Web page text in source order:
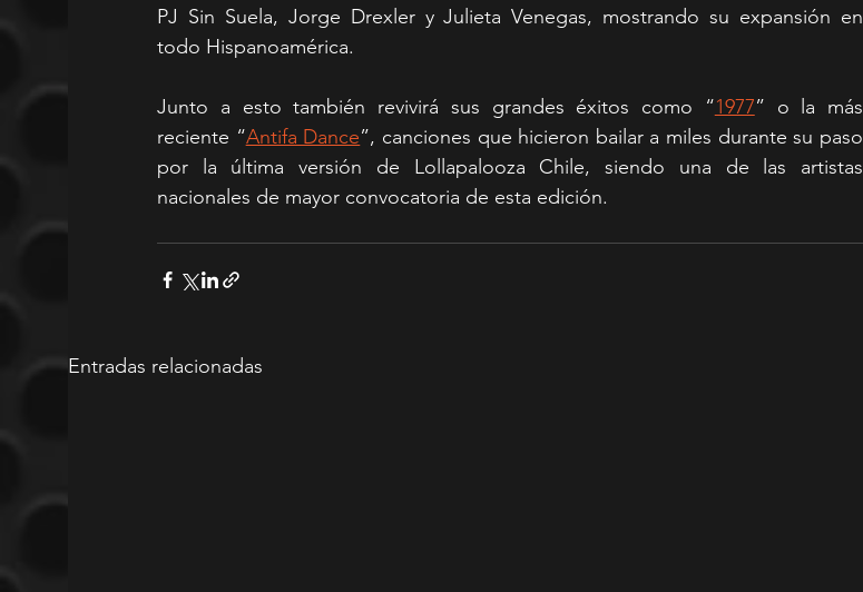
PJ Sin Suela, Jorge Drexler y Julieta Venegas, mostrando su expansión en
todo Hispanoamérica.
Junto a esto también revivirá sus grandes éxitos como “1977” o la más
reciente “Antifa Dance”, canciones que hicieron bailar a miles durante su paso
por la última versión de Lollapalooza Chile, siendo una de las artistas
nacionales de mayor convocatoria de esta edición.
Entradas relacionadas